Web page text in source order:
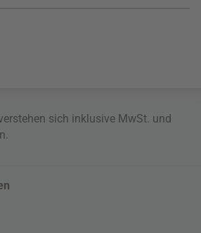
sich inklusive MwSt. und